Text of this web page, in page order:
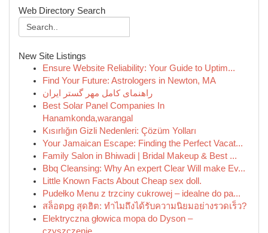
Web Directory Search
New Site Listings
Ensure Website Reliability: Your Guide to Uptim...
Find Your Future: Astrologers in Newton, MA
راهنمای کامل مهر گستر ایران
Best Solar Panel Companies In
Hanamkonda,warangal
Kısırlığın Gizli Nedenleri: Çözüm Yolları
Your Jamaican Escape: Finding the Perfect Vacat...
Family Salon in Bhiwadi | Bridal Makeup & Best ...
Bbq Cleansing: Why An expert Clear Will make Ev...
Little Known Facts About Cheap sex doll.
Pudełko Menu z trzciny cukrowej – idealne do pa...
สล็อตpg สุดฮิต: ทำไมถึงได้รับความนิยมอย่างรวดเร็ว?
Elektryczna głowica mopa do Dyson –